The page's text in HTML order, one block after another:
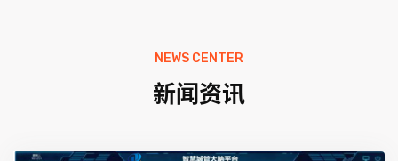
NEWS CENTER
新闻资讯